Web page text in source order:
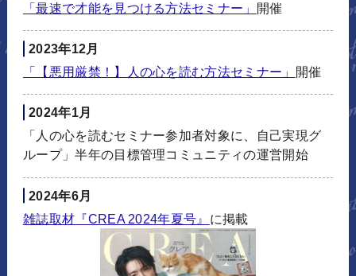
「最速で才能を見つける方法セミナー」 開催
2023年12月
「【悪用厳禁！】人の心を読む方法セミナー」
開催
2024年1月
「人の心を読むセミナー参加者対象に、自己実現グ
ループ」半年の目標管理コミュニティの運営開始
2024年6月
雑誌取材『CREA 2024年夏号』 に掲載